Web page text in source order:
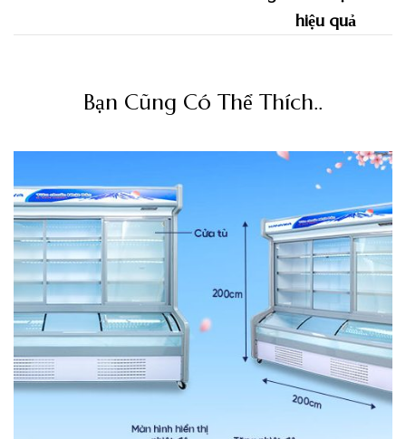
Bạn Cũng Có Thể Thích..